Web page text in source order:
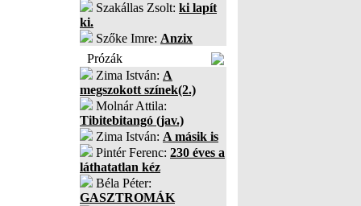
Szakállas Zsolt: ki lapít
ki.
Szőke Imre: Anzix
Prózák
Zima István: A
megszokott színek(2.)
Molnár Attila:
Tibitebitangó (jav.)
Zima István: A másik is
Pintér Ferenc: 230 éves a
láthatatlan kéz
Béla Péter:
GASZTROMÁK